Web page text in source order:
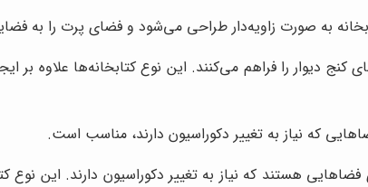
به صورت زاویه‌دار طراحی می‌شود و فضای پرت را به
دیوار را فراهم می‌کنند. این نوع کتابخانه‌ها علاوه بر
که نیاز به تغییر دکوراسیون دارند، مناسب است.
هستند که نیاز به تغییر دکوراسیون دارند. این نوع